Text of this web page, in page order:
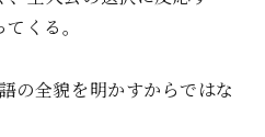
くる。
の全貌を明かすからではな